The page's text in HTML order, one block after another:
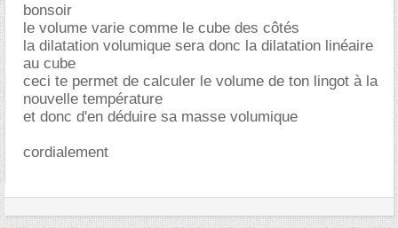
bonsoir
le volume varie comme le cube des côtés
la dilatation volumique sera donc la dilatation linéaire
au cube
ceci te permet de calculer le volume de ton lingot à la
nouvelle température
et donc d'en déduire sa masse volumique
cordialement